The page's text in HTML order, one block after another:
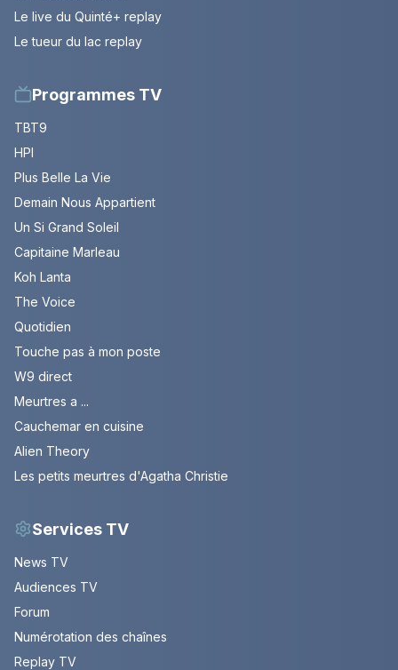
Le live du Quinté+ replay
Le tueur du lac replay
Programmes TV
TBT9
HPI
Plus Belle La Vie
Demain Nous Appartient
Un Si Grand Soleil
Capitaine Marleau
Koh Lanta
The Voice
Quotidien
Touche pas à mon poste
W9 direct
Meurtres a ...
Cauchemar en cuisine
Alien Theory
Les petits meurtres d'Agatha Christie
Services TV
News TV
Audiences TV
Forum
Numérotation des chaînes
Replay TV